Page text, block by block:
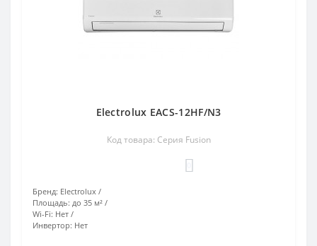
Electrolux EACS-12HF/N3
Код товара: Серия Fusion
Бренд: Electrolux
Площадь: до 35 м²
Wi-Fi: Нет
Инвертор: Нет